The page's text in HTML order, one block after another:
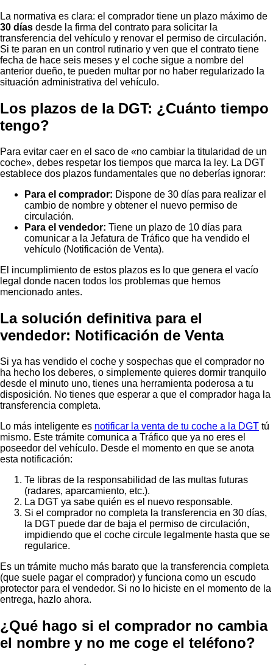
La normativa es clara: el comprador tiene un plazo máximo de
30 días desde la firma del contrato para solicitar la
transferencia del vehículo y renovar el permiso de circulación.
Si te paran en un control rutinario y ven que el contrato tiene
fecha de hace seis meses y el coche sigue a nombre del
anterior dueño, te pueden multar por no haber regularizado la
situación administrativa del vehículo.
Los plazos de la DGT: ¿Cuánto tiempo
tengo?
Para evitar caer en el saco de «no cambiar la titularidad de un
coche», debes respetar los tiempos que marca la ley. La DGT
establece dos plazos fundamentales que no deberías ignorar:
Para el comprador: Dispone de 30 días para realizar el
cambio de nombre y obtener el nuevo permiso de
circulación.
Para el vendedor: Tiene un plazo de 10 días para
comunicar a la Jefatura de Tráfico que ha vendido el
vehículo (Notificación de Venta).
El incumplimiento de estos plazos es lo que genera el vacío
legal donde nacen todos los problemas que hemos
mencionado antes.
La solución definitiva para el
vendedor: Notificación de Venta
Si ya has vendido el coche y sospechas que el comprador no
ha hecho los deberes, o simplemente quieres dormir tranquilo
desde el minuto uno, tienes una herramienta poderosa a tu
disposición. No tienes que esperar a que el comprador haga la
transferencia completa.
Lo más inteligente es notificar la venta de tu coche a la DGT tú
mismo. Este trámite comunica a Tráfico que ya no eres el
poseedor del vehículo. Desde el momento en que se anota
esta notificación:
Te libras de la responsabilidad de las multas futuras
(radares, aparcamiento, etc.).
La DGT ya sabe quién es el nuevo responsable.
Si el comprador no completa la transferencia en 30 días,
la DGT puede dar de baja el permiso de circulación,
impidiendo que el coche circule legalmente hasta que se
regularice.
Es un trámite mucho más barato que la transferencia completa
(que suele pagar el comprador) y funciona como un escudo
protector para el vendedor. Si no lo hiciste en el momento de la
entrega, hazlo ahora.
¿Qué hago si el comprador no cambia
el nombre y no me coge el teléfono?